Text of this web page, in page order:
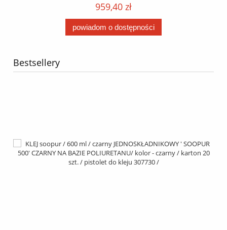
959,40 zł
powiadom o dostępności
Bestsellery